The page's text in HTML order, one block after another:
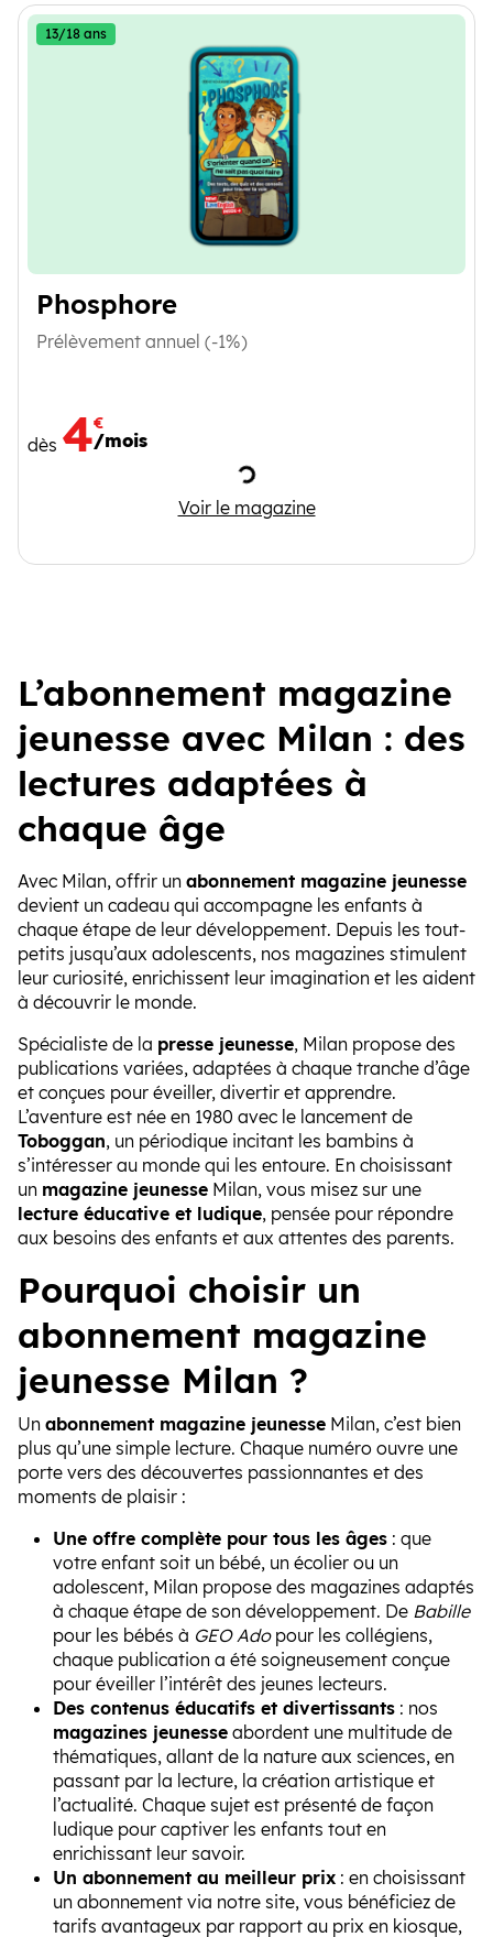
Phosphore
13/18 ans
Prélèvement annuel (-1%)
dès 4€
/mois
Chargement
Voir le magazine
Phosphore
L’abonnement magazine
jeunesse avec Milan : des
lectures adaptées à
chaque âge
Avec Milan, offrir un abonnement magazine jeunesse
devient un cadeau qui accompagne les enfants à
chaque étape de leur développement. Depuis les tout-
petits jusqu’aux adolescents, nos magazines stimulent
leur curiosité, enrichissent leur imagination et les aident
à découvrir le monde.
Spécialiste de la presse jeunesse, Milan propose des
publications variées, adaptées à chaque tranche d’âge
et conçues pour éveiller, divertir et apprendre.
L’aventure est née en 1980 avec le lancement de
Toboggan, un périodique incitant les bambins à
s’intéresser au monde qui les entoure. En choisissant
un magazine jeunesse Milan, vous misez sur une
lecture éducative et ludique, pensée pour répondre
aux besoins des enfants et aux attentes des parents.
Pourquoi choisir un
abonnement magazine
jeunesse Milan ?
Un abonnement magazine jeunesse Milan, c’est bien
plus qu’une simple lecture. Chaque numéro ouvre une
porte vers des découvertes passionnantes et des
moments de plaisir :
Une offre complète pour tous les âges : que
votre enfant soit un bébé, un écolier ou un
adolescent, Milan propose des magazines adaptés
à chaque étape de son développement. De Babille
pour les bébés à GEO Adopour les collégiens,
chaque publication a été soigneusement conçue
pour éveiller l’intérêt des jeunes lecteurs.
Des contenus éducatifs et divertissants : nos
magazines jeunesse abordent une multitude de
thématiques, allant de la nature aux sciences, en
passant par la lecture, la création artistique et
l’actualité. Chaque sujet est présenté de façon
ludique pour captiver les enfants tout en
enrichissant leur savoir.
Un abonnement au meilleur prix : en choisissant
un abonnement via notre site, vous bénéficiez de
tarifs avantageux par rapport au prix en kiosque,